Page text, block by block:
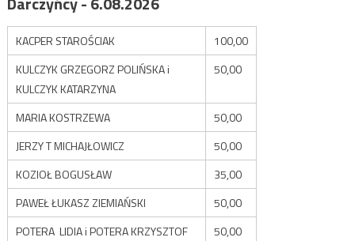
KACPER STAROŚCIAK
100,00
KULCZYK GRZEGORZ POLIŃSKA i
KULCZYK KATARZYNA
50,00
MARIA KOSTRZEWA
50,00
JERZY T MICHAJŁOWICZ
50,00
KOZIOŁ BOGUSŁAW
35,00
PAWEŁ ŁUKASZ ZIEMIAŃSKI
50,00
POTERA LIDIA i POTERA KRZYSZTOF
50,00